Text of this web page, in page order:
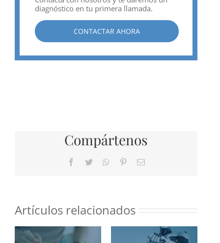
diagnóstico en tu primera llamada.
CONTACTAR AHORA
Compártenos
Facebook
Twitter WhatsApp
PinterestCorreo
Artículos relacionados